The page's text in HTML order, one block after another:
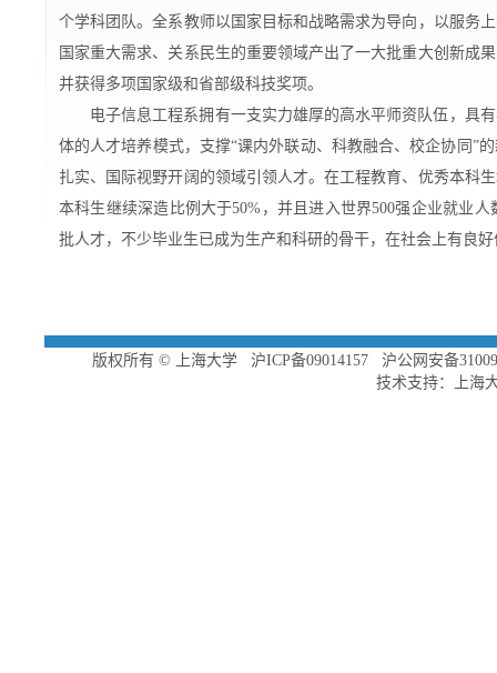
个学科团队。全系教师以国家目标和战略需求为导向，以服务
国家重大需求、关系民生的重要领域产出了一大批重大创新成
并获得多项国家级和省部级科技奖项。
电子信息工程系拥有一支实力雄厚的高水平师资队伍，具
体的人才培养模式，支撑“课内外联动、科教融合、校企协同”
扎实、国际视野开阔的领域引领人才。在工程教育、优秀本科
本科生继续深造比例大于50%，并且进入世界500强企业就业
批人才，不少毕业生已成为生产和科研的骨干，在社会上有良
版权所有 © 上海大学 沪ICP备09014157
沪公网安备
技术支持：
上海